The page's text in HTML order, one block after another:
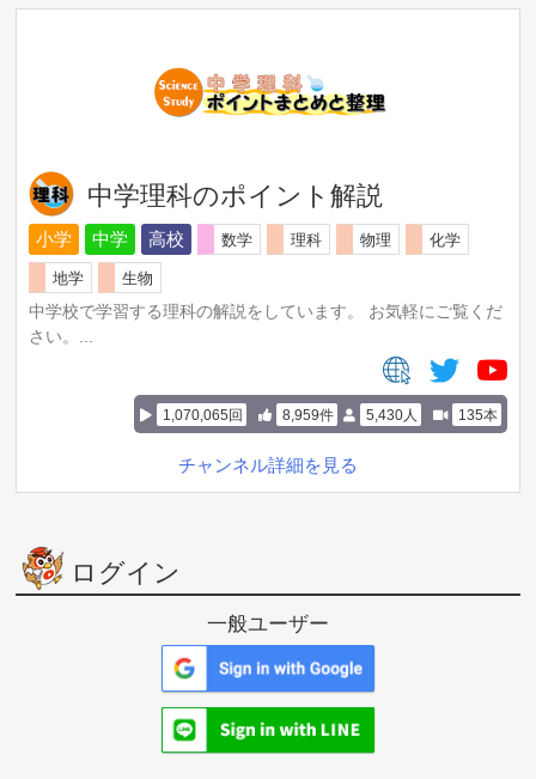
中学理科のポイント解説
小学 中学 高校 数学 理科 物理 化学
地学
生物
中学校で学習する理科の解説をしています。 お気軽にご覧くだ
さい。...
5,430人 135本
1,070,065回 8,959件
チャンネル詳細を見る
ログイン
一般ユーザー